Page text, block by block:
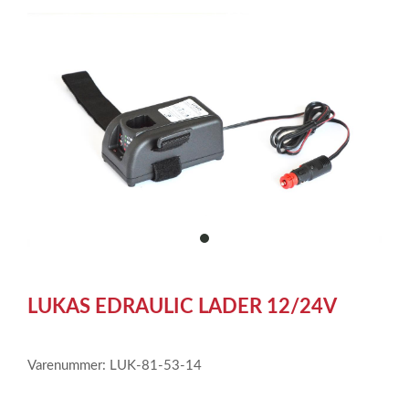
item
of
LUKAS EDRAULIC LADER 12/24V
Varenummer: LUK-81-53-14